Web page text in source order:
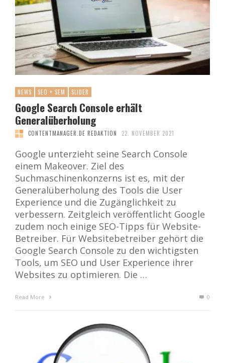
NEWS SEO + SEM SLIDER
Google Search Console erhält
Generalüberholung
CONTENTMANAGER.DE REDAKTION 22. NOVEMBER 2021
Google unterzieht seine Search Console
einem Makeover. Ziel des
Suchmaschinenkonzerns ist es, mit der
Generalüberholung des Tools die User
Experience und die Zugänglichkeit zu
verbessern. Zeitgleich veröffentlicht Google
zudem noch einige SEO-Tipps für Website-
Betreiber. Für Websitebetreiber gehört die
Google Search Console zu den wichtigsten
Tools, um SEO und User Experience ihrer
Websites zu optimieren. Die …
Read More 0